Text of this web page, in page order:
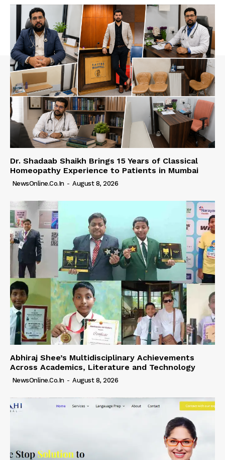
Dr. Shadaab Shaikh Brings 15 Years of Classical
Homeopathy Experience to Patients in Mumbai
NewsOnline.co.in - August 8, 2026
Abhiraj Shee’s Multidisciplinary Achievements
Across Academics, Literature and Technology
NewsOnline.co.in - August 8, 2026